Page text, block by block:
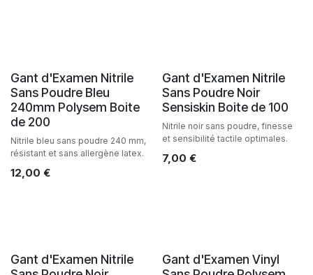
Gant d'Examen Nitrile
Sans Poudre Bleu
240mm Polysem Boite
de 200
Nitrile bleu sans poudre 240 mm,
résistant et sans allergène latex.
12,00 €
Gant d'Examen Nitrile
Sans Poudre Noir
Sensiskin Boite de 100
Nitrile noir sans poudre, finesse
et sensibilité tactile optimales.
7,00 €
Gant d'Examen Nitrile
Gant d'Examen Vinyl